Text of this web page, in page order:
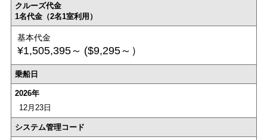
クルーズ代金
1名代金（2名1室利用）
基本代金
¥1,505,395～ ($9,295～）
乗船日
2026年
12月23日
システム管理コード